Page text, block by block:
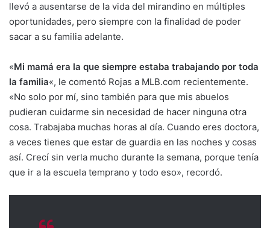
llevó a ausentarse de la vida del mirandino en múltiples
oportunidades, pero siempre con la finalidad de poder
sacar a su familia adelante.
«Mi mamá era la que siempre estaba trabajando por toda
la familia«, le comentó Rojas a MLB.com recientemente.
«No solo por mí, sino también para que mis abuelos
pudieran cuidarme sin necesidad de hacer ninguna otra
cosa. Trabajaba muchas horas al día. Cuando eres doctora,
a veces tienes que estar de guardia en las noches y cosas
así. Crecí sin verla mucho durante la semana, porque tenía
que ir a la escuela temprano y todo eso», recordó.